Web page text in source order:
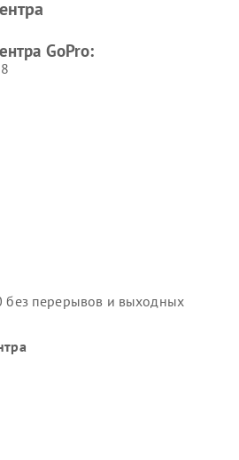
GoPro:
перерывов и выходных